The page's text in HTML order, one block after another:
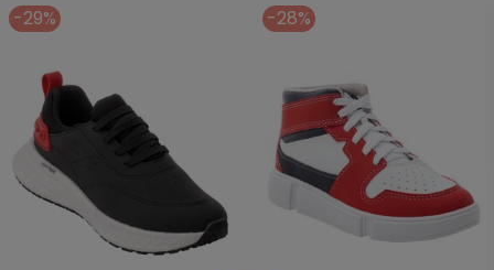
-29% -28%